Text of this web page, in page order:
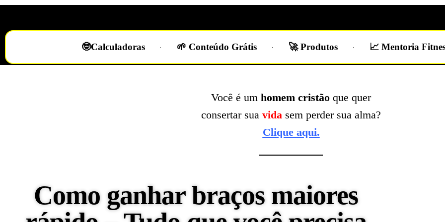
🤓Calculadoras 🌱 Conteúdo Grátis 🚀 Produtos 📈 Mentoria
Você é um homem cristão que quer
consertar sua vida sem perder sua alma?
Clique aqui.
Como ganhar braços maiores